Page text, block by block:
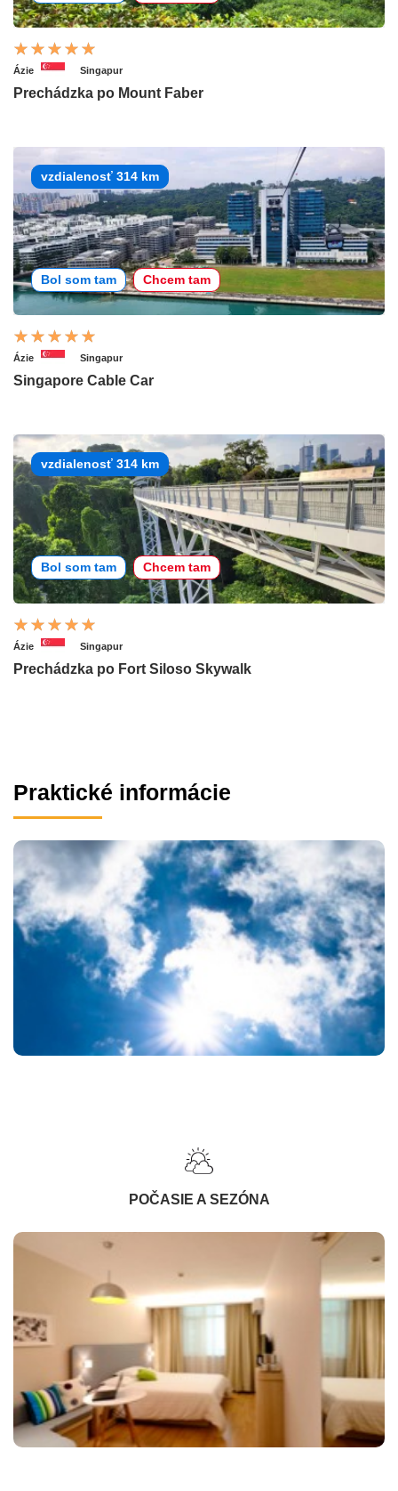
Ázie Singapur
Prechádzka po Mount Faber
vzdialenosť 314 km
Bol som tam Chcem tam
Ázie Singapur
Singapore Cable Car
vzdialenosť 314 km
Bol som tam Chcem tam
Ázie Singapur
Prechádzka po Fort Siloso Skywalk
Praktické informácie
POČASIE A SEZÓNA